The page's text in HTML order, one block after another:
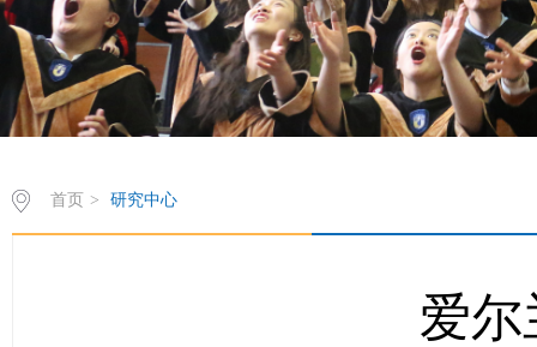
首页 > 研究中心
爱尔